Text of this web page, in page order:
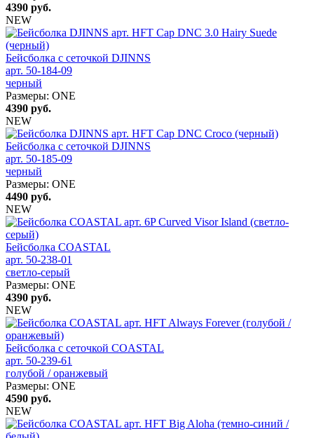
4390 руб.
NEW
Бейсболка с сеточкой DJINNS
арт. 50-184-09
черный
Размеры: ONE
4390 руб.
NEW
Бейсболка с сеточкой DJINNS
арт. 50-185-09
черный
Размеры: ONE
4490 руб.
NEW
Бейсболка COASTAL
арт. 50-238-01
светло-серый
Размеры: ONE
4390 руб.
NEW
Бейсболка с сеточкой COASTAL
арт. 50-239-61
голубой / оранжевый
Размеры: ONE
4590 руб.
NEW